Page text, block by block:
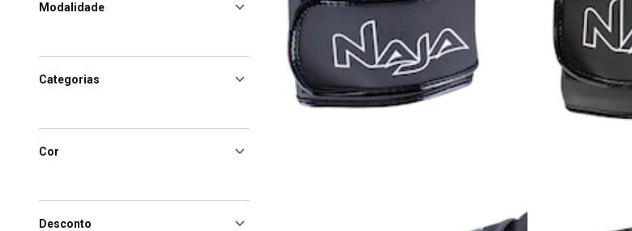
Modalidade
Categorias
Cor
Desconto